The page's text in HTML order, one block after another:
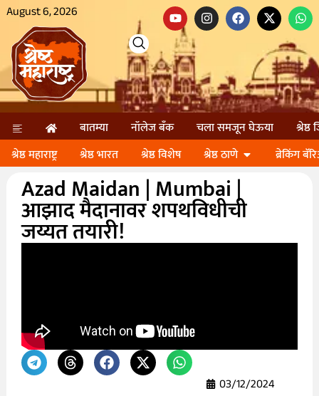
August 6, 2026
बातम्या नॉलेज बॅंक चला समजून घेऊया
श्रेष्ठ
श्रेष्ठ महाराष्ट्र
श्रेष्ठ भारत श्रेष्ठ विशेष श्रेष्ठ ठाणे ब्रेकिंग
Azad Maidan | Mumbai |
आझाद मैदानावर शपथविधीची
जय्यत तयारी!
03/12/2024